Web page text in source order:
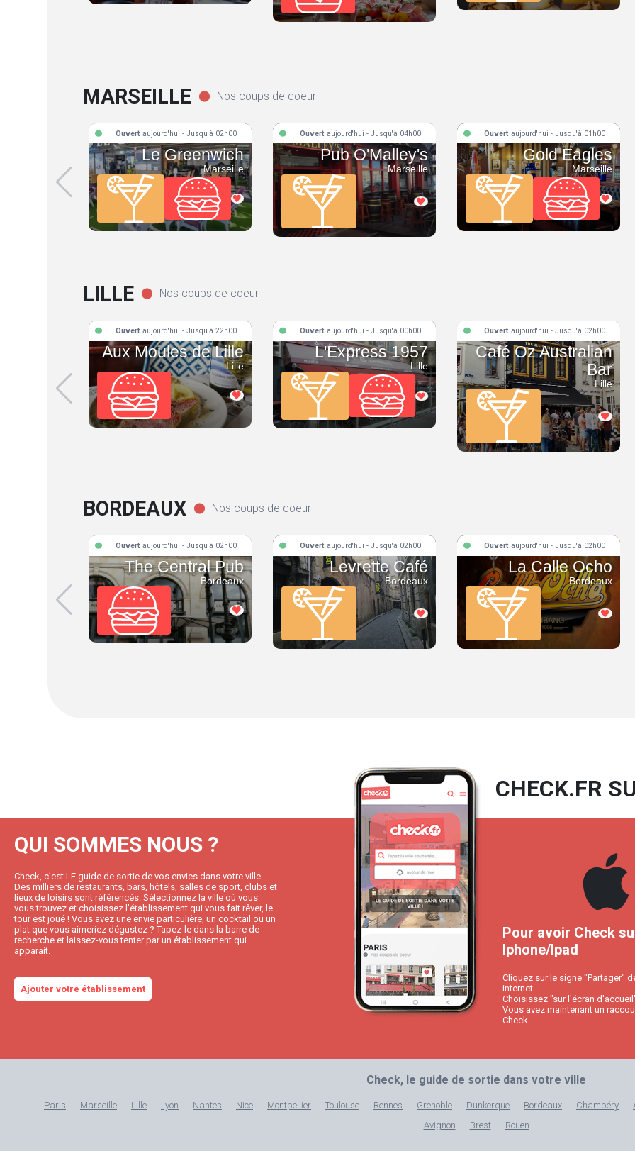
MARSEILLE Nos coups de coeur
Le Greenwich
Marseille
Ouvert aujourd'hui - Jusqu'à 02h00
Pub O'Malley's
Marseille
Ouvert aujourd'hui - Jusqu'à 04h00
Gold Eagles
Marseille
Ouvert aujourd'hui - Jusqu'à 01h00
LILLE Nos coups de coeur
Aux Moules de Lille
Lille
Ouvert aujourd'hui - Jusqu'à 22h00
L'Express 1957
Lille
Ouvert aujourd'hui - Jusqu'à 00h00
Café Oz Australian
Bar
Lille
Ouvert aujourd'hui - Jusqu'à 02h00
BORDEAUX Nos coups de coeur
The Central Pub
Bordeaux
Ouvert aujourd'hui - Jusqu'à 02h00
Levrette Café
Bordeaux
Ouvert aujourd'hui - Jusqu'à 02h00
La Calle Ocho
Bordeaux
Ouvert aujourd'hui - Jusqu'à 02h00
QUI SOMMES NOUS ?
Check, c’est LE guide de sortie de vos envies dans votre ville.
Des milliers de restaurants, bars, hôtels, salles de sport, clubs et
lieux de loisirs sont référencés. Sélectionnez la ville où vous
vous trouvez et choisissez l’établissement qui vous fait rêver, le
tour est joué ! Vous avez une envie particulière, un cocktail ou un
plat que vous aimeriez dégustez ? Tapez-le dans la barre de
recherche et laissez-vous tenter par un établissement qui
apparait.
Ajouter votre établissement
CHECK.FR
Pour avoir Check
Iphone/Ipad
Cliquez sur le signe "Partager"
internet
Choisissez "sur l'écran
Vous avez maintenant un
Check
Check, le guide de sortie dans votre ville
Paris Marseille Lille Lyon Nantes Nice Montpellier Toulouse Rennes Grenoble Dunkerque Bordeaux Chambéry
Avignon
Brest Rouen